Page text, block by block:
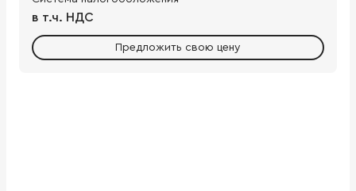
в т.ч. НДС
Предложить свою цену